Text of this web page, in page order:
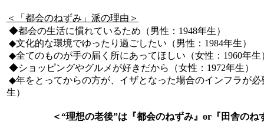
＜「都会のねずみ」派の理由＞
◆都会の生活に慣れているため（男性：1948年生）
◆文化的な環境でゆったり過ごしたい（男性：1984年生）
◆全てのものが手の届く所にあってほしい（女性：1960年生
◆ショッピングやグルメが好きだから（女性：1972年生）
◆年をとってからの方が、イザとなった場合のインフラが必
生）
＜“理想の老後”は『都会のねずみ』or『田舎のね